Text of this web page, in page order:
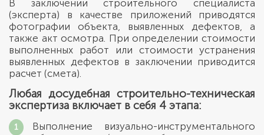
В заключении строительного специалиста
(эксперта) в качестве приложений приводятся
фотографии объекта, выявленных дефектов, а
также акт осмотра. При определении стоимости
выполненных работ или стоимости устранения
выявленных дефектов в заключении приводится
расчет (смета).
Любая досудебная строительно-техническая
экспертиза включает в себя 4 этапа:
Выполнение визуально-инструментального